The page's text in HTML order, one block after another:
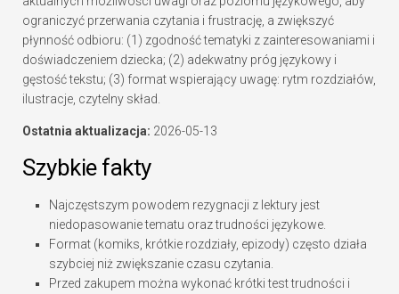
ograniczyć przerwania czytania i frustrację, a zwiększyć
płynność odbioru: (1) zgodność tematyki z zainteresowaniami i
doświadczeniem dziecka; (2) adekwatny próg językowy i
gęstość tekstu; (3) format wspierający uwagę: rytm rozdziałów,
ilustracje, czytelny skład.
Ostatnia aktualizacja: 2026-05-13
Szybkie fakty
Najczęstszym powodem rezygnacji z lektury jest
niedopasowanie tematu oraz trudności językowe.
Format (komiks, krótkie rozdziały, epizody) często działa
szybciej niż zwiększanie czasu czytania.
Przed zakupem można wykonać krótki test trudności i